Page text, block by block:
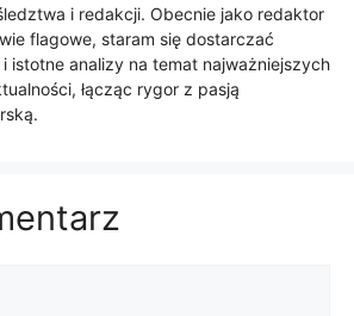
i redakcji. Obecnie jako redaktor
flagowe, staram się dostarczać
i istotne analizy na temat najważniejszych
łącząc rygor z pasją